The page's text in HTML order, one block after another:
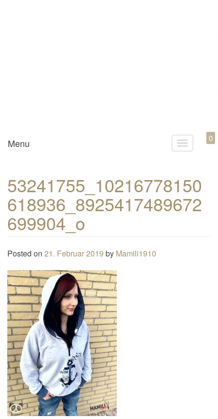
Mamili1910
T
g
l
e
Menu 0
53241755_10216778150
618936_8925417489672
699904_o
Posted on 21. Februar 2019 by Mamili1910